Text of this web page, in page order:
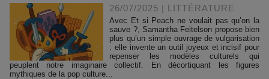
26/07/2025 | LITTÉRATURE
Avec Et si Peach ne voulait pas qu’on la
sauve ?, Samantha Feitelson propose bien
plus qu’un simple ouvrage de vulgarisation
: elle invente un outil joyeux et incisif pour
repenser les modèles culturels qui
peuplent notre imaginaire collectif. En décortiquant les figures
mythiques de la pop culture...